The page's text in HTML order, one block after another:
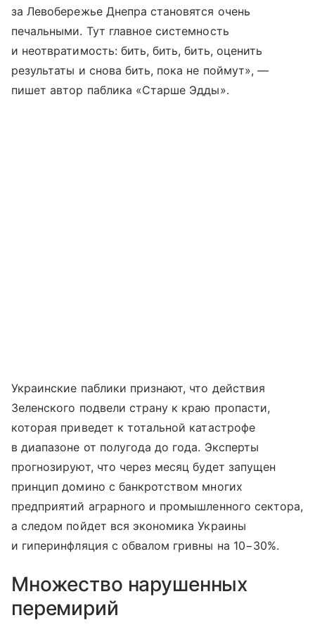
за Левобережье Днепра становятся очень
печальными. Тут главное системность
и неотвратимость: бить, бить, бить, оценить
результаты и снова бить, пока не поймут», —
пишет автор паблика «Старше Эдды».
Украинские паблики признают, что действия
Зеленского подвели страну к краю пропасти,
которая приведет к тотальной катастрофе
в диапазоне от полугода до года. Эксперты
прогнозируют, что через месяц будет запущен
принцип домино с банкротством многих
предприятий аграрного и промышленного сектора,
а следом пойдет вся экономика Украины
и гиперинфляция с обвалом гривны на 10−30%.
Множество нарушенных
перемирий